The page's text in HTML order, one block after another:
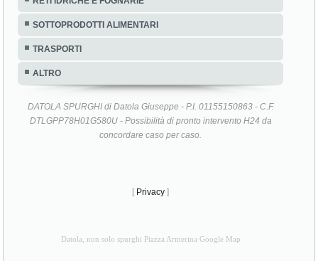
SOTTOPRODOTTI ALIMENTARI
TRASPORTI
ALTRO
DATOLA SPURGHI di Datola Giuseppe - P.I. 01155150863 - C.F.
DTLGPP78H01G580U - Possibilità di pronto intervento H24 da
concordare caso per caso.
[ Privacy ]
Datola, non solo spurghi Piazza Armerina Google Map